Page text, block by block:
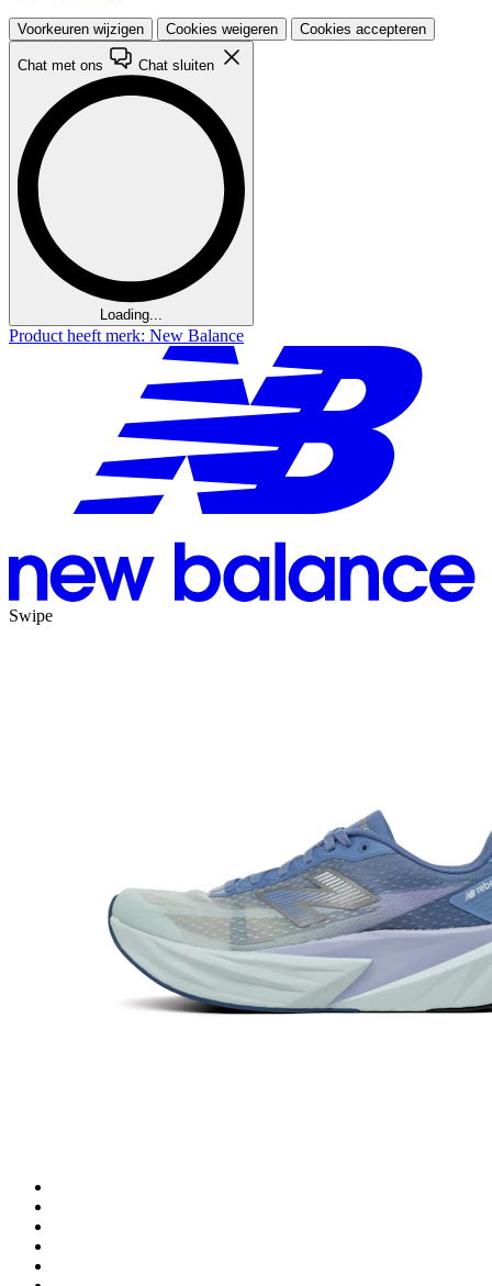
Voorkeuren wijzigen Cookies weigeren Cookies accepteren
Chat met ons Chat sluiten
Loading...
Product heeft merk: New Balance
Swipe